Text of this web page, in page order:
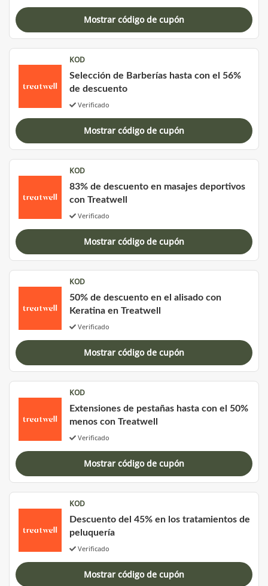
Mostrar código de cupón
KOD
Selección de Barberías hasta con el 56%
de descuento
Verificado
Mostrar código de cupón
KOD
83% de descuento en masajes deportivos
con Treatwell
Verificado
Mostrar código de cupón
KOD
50% de descuento en el alisado con
Keratina en Treatwell
Verificado
Mostrar código de cupón
KOD
Extensiones de pestañas hasta con el 50%
menos con Treatwell
Verificado
Mostrar código de cupón
KOD
Descuento del 45% en los tratamientos de
peluquería
Verificado
Mostrar código de cupón